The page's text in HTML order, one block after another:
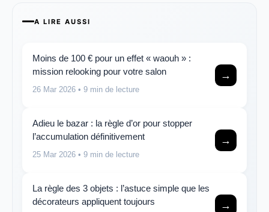
A LIRE AUSSI
Moins de 100 € pour un effet « waouh » :
mission relooking pour votre salon
26 Mar 2026 • 9 min de lecture
→
Adieu le bazar : la règle d’or pour stopper
l’accumulation définitivement
25 Mar 2026 • 9 min de lecture
→
La règle des 3 objets : l’astuce simple que les
décorateurs appliquent toujours
→